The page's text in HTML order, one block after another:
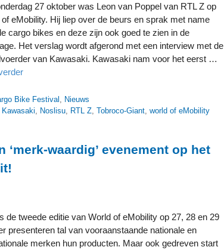
27 oktober was Leon van Poppel van RTL Z op
eMobility. Hij liep over de beurs en sprak met name
cargo bikes en deze zijn ook goed te zien in de
Het verslag wordt afgerond met een interview met de
van Kawasaki. Kawasaki nam voor het eerst …
Bike Festival , Nieuws
Kawasaki, Noslisu, RTL Z,Tobroco-Giant,world of eMobility
waardig’ evenement op het
de tweede editie van World of eMobility op 27, 28 en 29
presenteren tal van vooraanstaande nationale en
merken hun producten. Maar ook gedreven start